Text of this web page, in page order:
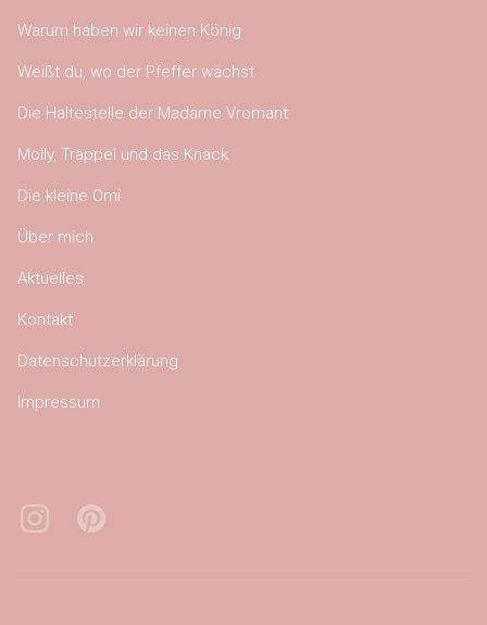
Warum haben wir keinen König
Weißt du, wo der Pfeffer wächst
Die Haltestelle der Madame Vromant
Molly, Trappel und das Knack
Die kleine Omi
Über mich
Aktuelles
Kontakt
Datenschutzerklärung
Impressum
InstagramPinterest